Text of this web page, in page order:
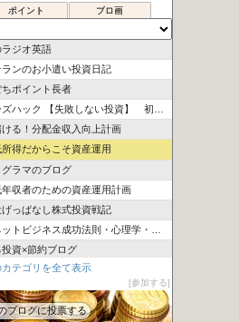
ポイント ブロ画
人で目指すFIRE生活
投資で資産運用
ジオ英語
ンのお小遣い投資日記
ポイント長者
ック 【失敗しない投資】 初心者向け講座
る！分配金収入向上計画
得だからこそ資産運用
ラマのブログ
収者のための資産運用計画
っぱなし株式投資戦記
トビジネス成功法則・心理学・投資
資×節約ブログ
グ 今より豊かな生活を手に入れる
ねる
カテゴリを全て表示
参加する
ブログに投票する